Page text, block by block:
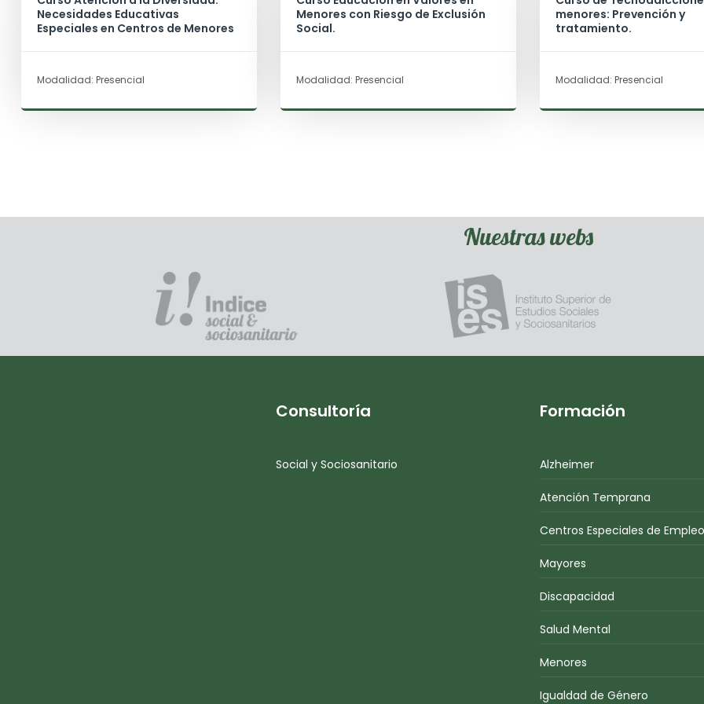
Necesidades Educativas
Especiales en Centros de Menores
Modalidad: Presencial
Menores con Riesgo de Exclusión
Social.
Modalidad: Presencial
menores: Prevención y
tratamiento.
Modalidad: Presencial
Nuestras webs
Consultoría
Social y Sociosanitario
Formación
Alzheimer
Atención Temprana
Centros Especiales de Empleo
Mayores
Discapacidad
Salud Mental
Menores
Igualdad de Género